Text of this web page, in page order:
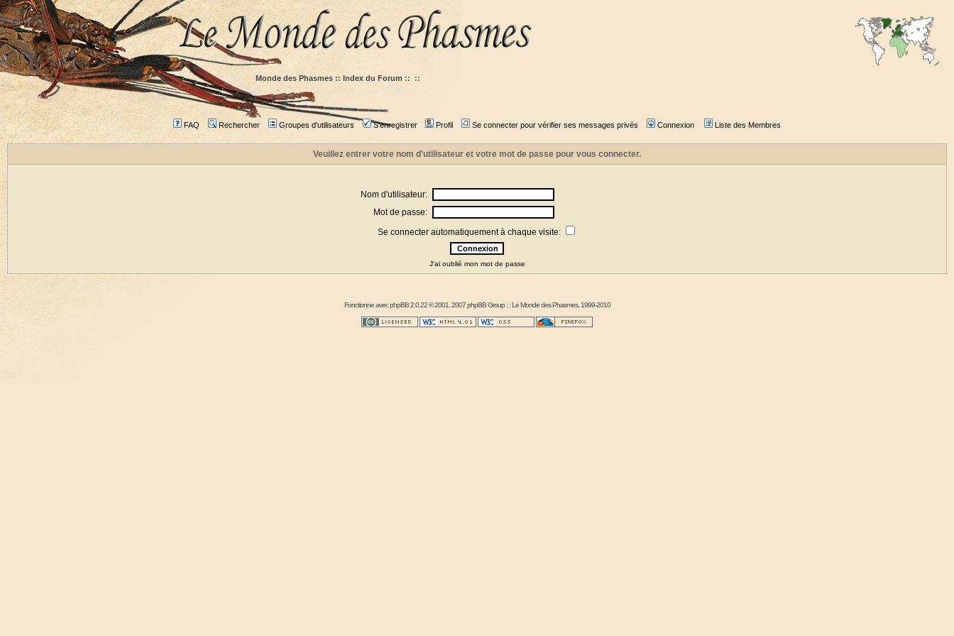
Monde des Phasmes :: Index du Forum :: ::
FAQ Rechercher Groupes d'utilisateurs S'enregistrer Profil Se connecter pour vérifier ses messages privés Connexion Liste des Membres
Veuillez entrer votre nom d'utilisateur et votre mot de passe pour vous connecter.
Nom d'utilisateur:
Mot de passe:
Se connecter automatiquement à chaque visite:
J'ai oublié mon mot de passe
Fonctionne avecphpBB2.0.22 © 2001, 2007 phpBB Group : :Le Monde des Phasmes, 1999-2010